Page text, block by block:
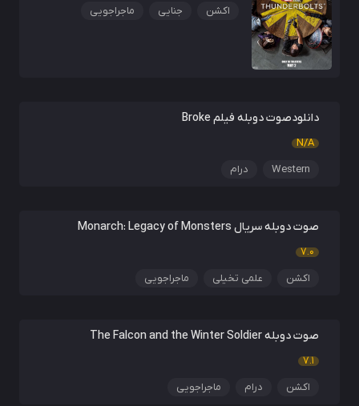
اکشن
جنایی ماجراجویی
دانلودصوت دوبله فیلم Broke
N/A
Western
درام
صوت دوبله سریال Monarch: Legacy of Monsters
7.0
اکشن
علمی تخیلی ماجراجویی
صوت دوبله The Falcon and the Winter Soldier
7.1
اکشن
درام ماجراجویی